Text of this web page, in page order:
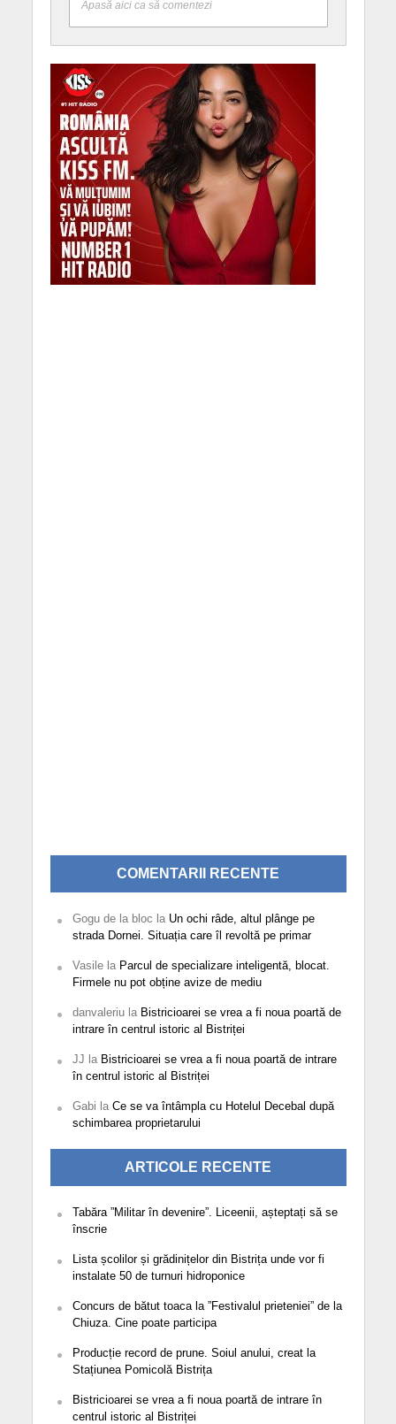
Apasă aici ca să comentezi
COMENTARII RECENTE
Gogu de la bloc la Un ochi râde, altul plânge pe
strada Dornei. Situația care îl revoltă pe primar
Vasilela Parcul de specializare inteligentă, blocat.
Firmele nu pot obține avize de mediu
danvaleriula Bistricioarei se vrea a fi noua poartă de
intrare în centrul istoric al Bistriței
JJ la Bistricioarei se vrea a fi noua poartă de intrare
în centrul istoric al Bistriței
Gabi la Ce se va întâmpla cu Hotelul Decebal după
schimbarea proprietarului
ARTICOLE RECENTE
Tabăra ”Militar în devenire”. Liceenii, așteptați să se
înscrie
Lista școlilor și grădinițelor din Bistrița unde vor fi
instalate 50 de turnuri hidroponice
Concurs de bătut toaca la ”Festivalul prieteniei” de la
Chiuza. Cine poate participa
Producție record de prune. Soiul anului, creat la
Stațiunea Pomicolă Bistrița
Bistricioarei se vrea a fi noua poartă de intrare în
centrul istoric al Bistriței